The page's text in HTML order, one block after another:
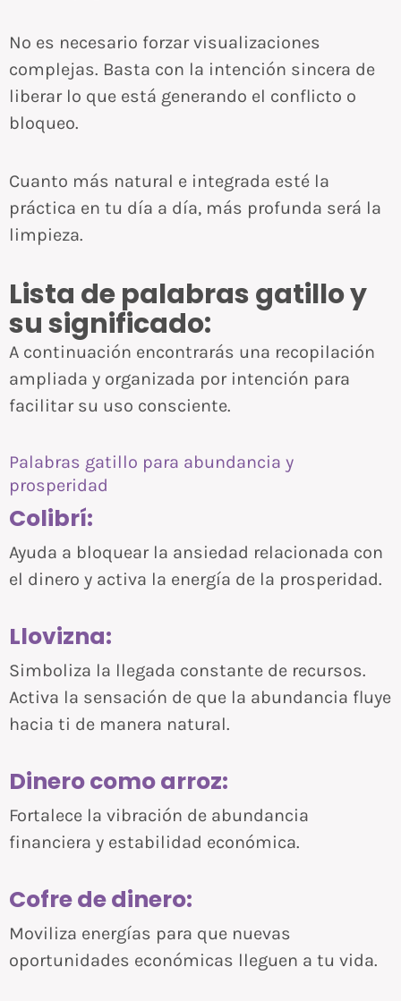
No es necesario forzar visualizaciones
complejas. Basta con la intención sincera de
liberar lo que está generando el conflicto o
bloqueo.
Cuanto más natural e integrada esté la
práctica en tu día a día, más profunda será la
limpieza.
Lista de palabras gatillo y
su significado:
A continuación encontrarás una recopilación
ampliada y organizada por intención para
facilitar su uso consciente.
Palabras gatillo para abundancia y
prosperidad
Colibrí:
Ayuda a bloquear la ansiedad relacionada con
el dinero y activa la energía de la prosperidad.
Llovizna:
Simboliza la llegada constante de recursos.
Activa la sensación de que la abundancia fluye
hacia ti de manera natural.
Dinero como arroz:
Fortalece la vibración de abundancia
financiera y estabilidad económica.
Cofre de dinero:
Moviliza energías para que nuevas
oportunidades económicas lleguen a tu vida.